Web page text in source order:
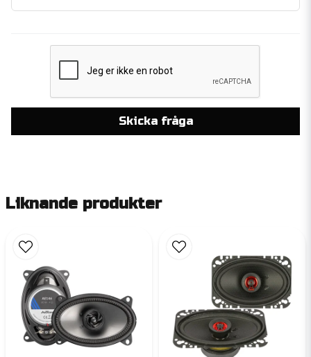
Skicka fråga
Liknande produkter